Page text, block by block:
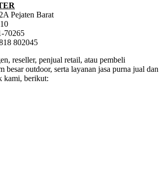
Pejaten Barat
70265
802045
reseller, penjual retail, atau pembeli
outdoor, serta layanan jasa purna jual dan
kami, berikut: